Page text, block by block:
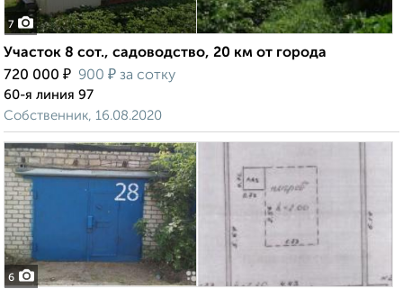
7
Участок 8 сот., садоводство, 20 км от города
720 000 ₽ 900 ₽ за сотку
60-я линия 97
Собственник, 16.08.2020
6